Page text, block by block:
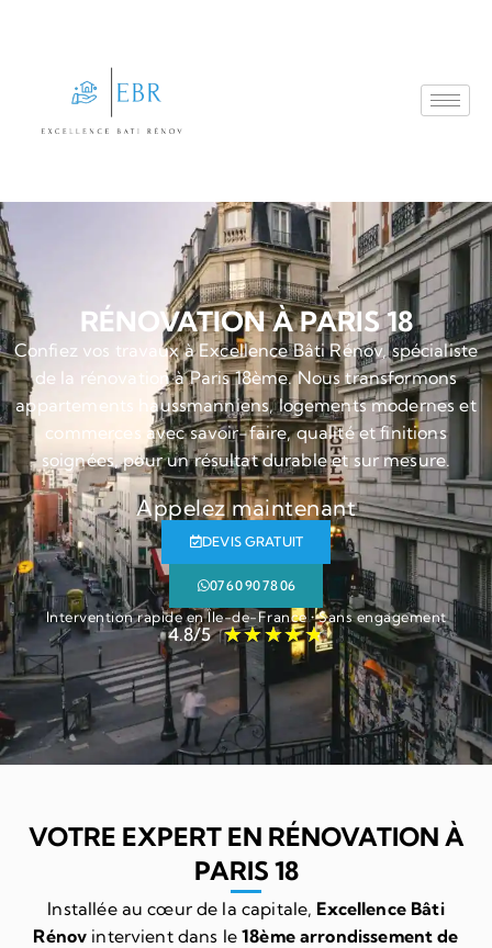
RÉNOVATION À PARIS 18
Confiez vos travaux à Excellence Bâti Rénov, spécialiste
de la rénovation à Paris 18ème. Nous transformons
appartements haussmanniens, logements modernes et
commerces avec savoir-faire, qualité et finitions
soignées, pour un résultat durable et sur mesure.
Appelez maintenant
DEVIS GRATUIT
07 60 90 78 06
Intervention rapide en Île-de-France • Sans engagement
4.8/5 ★★★★★
VOTRE EXPERT EN RÉNOVATION À
PARIS 18
Installée au cœur de la capitale, Excellence Bâti
Rénov intervient dans le18ème arrondissement de